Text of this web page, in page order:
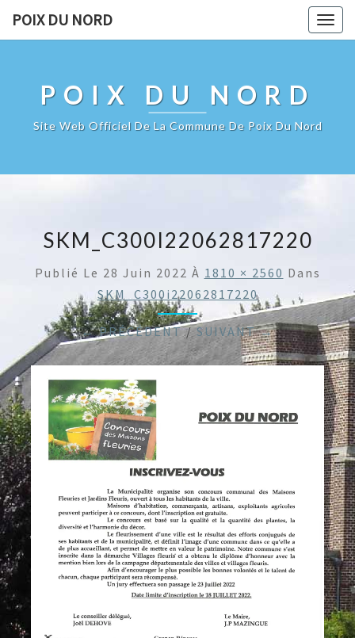
POIX DU NORD
POIX DU NORD
Site Web Officiel De La Commune De Poix Du Nord
SKM_C300I22062817220
Publié Le 28 Juin 2022 À 1810 × 2560 Dans
SKM_C300i22062817220
← PRÉCÉDENT/SUIVANT →